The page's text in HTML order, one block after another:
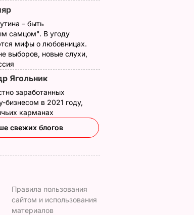
"Ничего навязывать
не буду". Драпатый
рассказал, какую
профессию выбрал
его сын
– быть
самцом". В угоду
мифы о любовницах.
выборов, новые слухи,
Ягольник
заработанных
бизнесом в 2021 году,
карманах
свежих блогов
Правила пользования
сайтом и использования
материалов